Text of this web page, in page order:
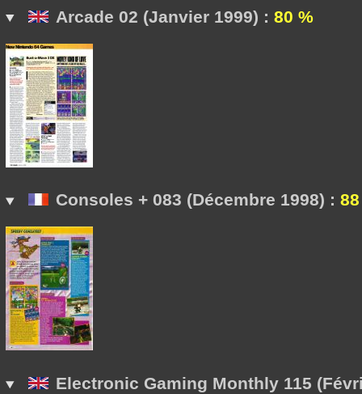
Arcade 02 (Janvier 1999) : 80 %
Consoles + 083 (Décembre 1998) :
Electronic Gaming Monthly 115